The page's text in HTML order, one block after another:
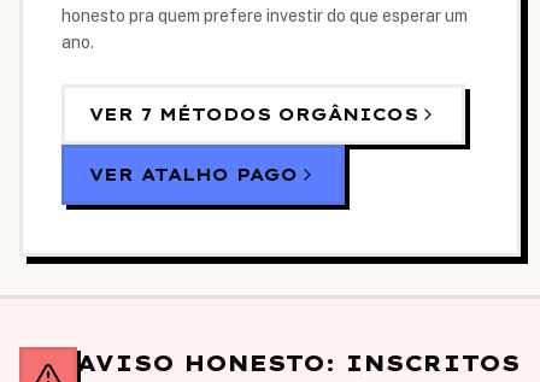
honesto pra quem prefere investir do que esperar um
ano.
VER 7 MÉTODOS ORGÂNICOS
VER ATALHO PAGO
AVISO HONESTO: INSCRITOS